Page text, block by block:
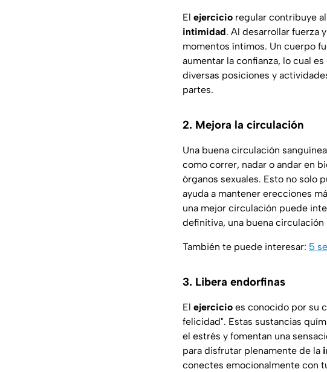
El ejercicio regular contribuye
intimidad. Al desarrollar fuerza
momentos íntimos. Un cuerpo
aumentar la confianza, lo cual
diversas posiciones y
partes.
2. Mejora la circulación
Una buena circulación
como correr, nadar o andar en
órganos sexuales. Esto no solo
ayuda a mantener erecciones
una mejor circulación puede
definitiva, una buena
También te puede interesar: 5
3. Libera endorfinas
El ejercicio es conocido por su
felicidad". Estas sustancias
el estrés y fomentan una
para disfrutar plenamente de la
conectes emocionalmente con